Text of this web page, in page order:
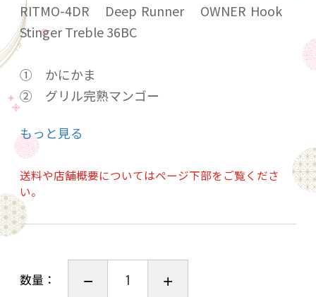
RITMO-4DR Deep Runner OWNER Hook
Stinger Treble 36BC
① かにかま
② グリル完熟マンゴー
④ レモンイエロー
⑤ 完熟バナナ
⑥ 銀杏
⑦ 焼き銀杏
⑧ 豆アマゴ
⑩ 豆マグロ
もっと見る
送料や店舗概要についてはページ下部をご覧くださ
い。
数量：